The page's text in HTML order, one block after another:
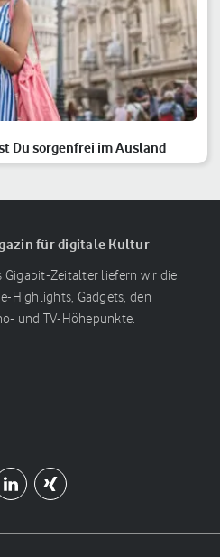
Du sorgenfrei im Ausland
für digitale Kultur
Gigabit-Zeitalter liefern wir die
Highlights, Gadgets, den
und TV-Höhepunkte.